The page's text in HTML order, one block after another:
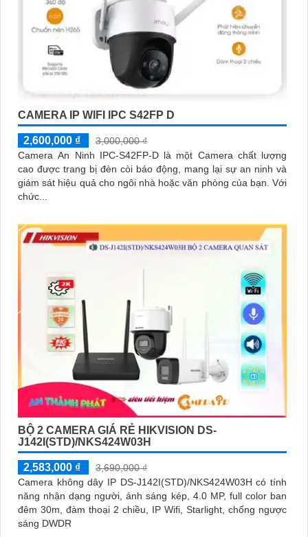
CAMERA IP WIFI IPC S42FP D
2,600,000 ₫
3,000,000 ₫
Camera An Ninh IPC-S42FP-D là một Camera chất lượng
cao được trang bị đèn còi báo động, mang lại sự an ninh và
giám sát hiệu quả cho ngôi nhà hoặc văn phòng của bạn. Với
chức...
BỘ 2 CAMERA GIÁ RẺ HIKVISION DS-
J142I(STD)/NKS424W03H
2,583,000 ₫
3,690,000 ₫
Camera không dây IP DS-J142I(STD)/NKS424W03H có tính
năng nhận dạng người, ánh sáng kép, 4.0 MP, full color ban
đêm 30m, đàm thoại 2 chiều, IP Wifi, Starlight, chống ngược
sáng DWDR